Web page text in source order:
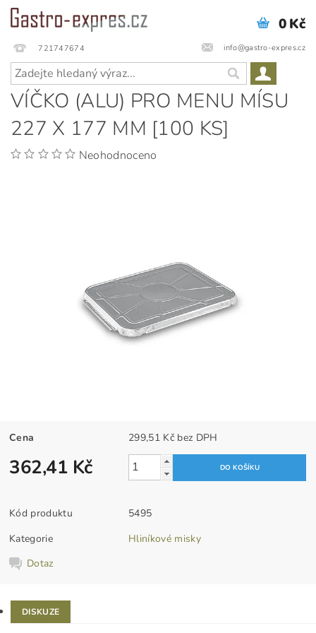
721747674 info@gastro-expres.cz
0 Kč
VÍČKO (ALU) PRO MENU MÍSU
227 X 177 MM [100 KS]
Neohodnoceno
Cena 299,51 Kč bez DPH
362,41 Kč
Kód produktu
5495
Kategorie
Hliníkové misky
Dotaz
DISKUZE